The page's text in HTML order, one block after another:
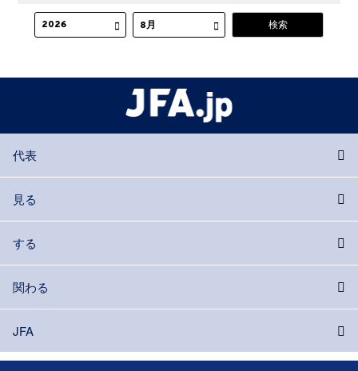
代表
見る
する
関わる
JFA